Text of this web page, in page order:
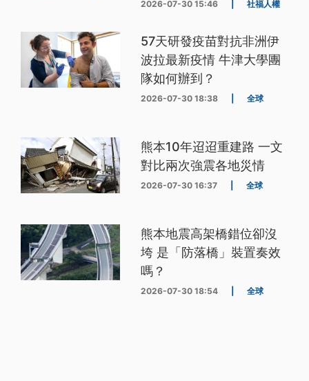
2026-07-30 15:46 社福人權
57天研發疫苗對抗非洲伊
波拉最新疫情 牛津大學團
隊如何辦到？
2026-07-30 18:38 全球
熊本10年迢迢重建路 一文
對比兩次強震各地災情
2026-07-30 16:37 全球
熊本地震高架橋錯位卻沒
垮 是「防落橋」裝置奏效
嗎？
2026-07-30 18:54 全球